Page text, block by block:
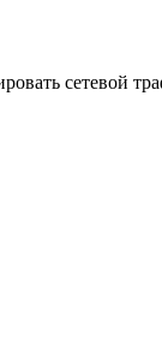
сетевой